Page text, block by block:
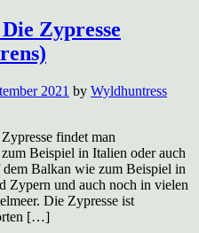
Zypresse
2021 by Wyldhuntress
findet man
Beispiel in Italien oder auch
Balkan wie zum Beispiel in
Zypern und auch noch in vielen
Die Zypresse ist
[…]